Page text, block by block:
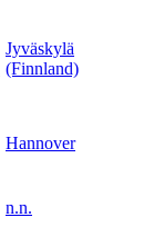
Jyväskylä
(Finnland)
Hannover
n.n.